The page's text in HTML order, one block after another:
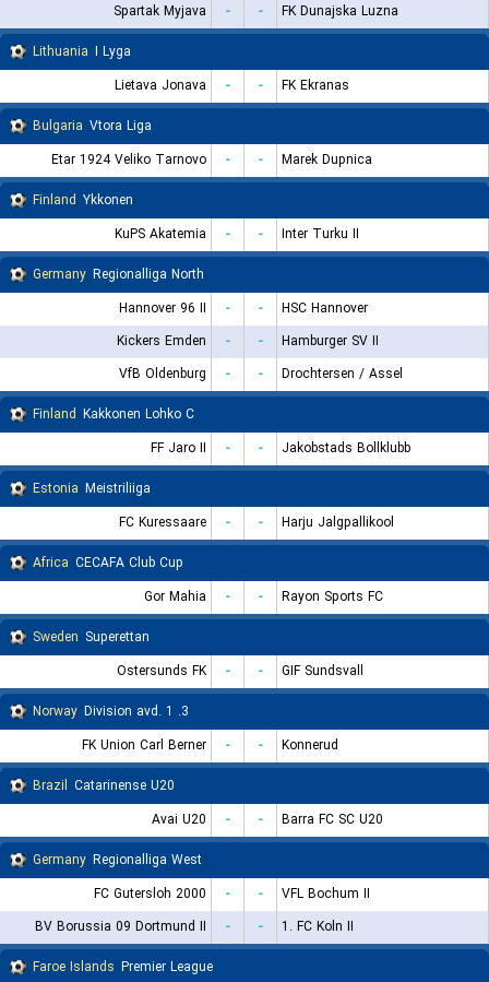
Spartak Myjava
- -
FK Dunajska Luzna
Lithuania I Lyga
Lietava Jonava
- -
FK Ekranas
Bulgaria Vtora Liga
Etar 1924 Veliko Tarnovo
- -
Marek Dupnica
Finland Ykkonen
KuPS Akatemia
- -
Inter Turku II
Germany Regionalliga North
Hannover 96 II
- -
HSC Hannover
Kickers Emden
- -
Hamburger SV II
VfB Oldenburg
- -
Drochtersen / Assel
Finland Kakkonen Lohko C
FF Jaro II
- -
Jakobstads Bollklubb
Estonia Meistriliiga
FC Kuressaare
- -
Harju Jalgpallikool
Africa CECAFA Club Cup
Gor Mahia
- -
Rayon Sports FC
Sweden Superettan
Ostersunds FK
- -
GIF Sundsvall
Norway
3. Division avd. 1
FK Union Carl Berner
- -
Konnerud
Brazil Catarinense U20
Avai U20
- -
Barra FC SC U20
Germany Regionalliga West
FC Gutersloh 2000
- -
VFL Bochum II
BV Borussia 09 Dortmund II
- -
1. FC Koln II
Faroe Islands Premier League